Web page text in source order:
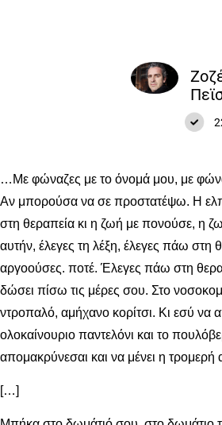
…Με φώναζες με το όνομά μου, με
Αν μπορούσα να σε προστατέψω. Η
στη θεραπεία κι η ζωή με πονούσε, η
αυτήν, έλεγες τη λέξη, έλεγες πάω στη
αργοούσες. ποτέ. Έλεγες πάω στη
δώσει πίσω τις μέρες σου. Στο
ντροπαλό, αμήχανο κορίτσι. Κι εσύ να
ολοκαίνουριο παντελόνι και το
απομακρύνεσαι και να μένει η
[…]